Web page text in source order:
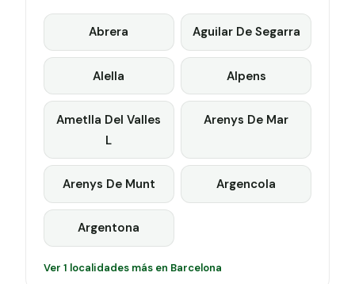
Abrera Aguilar De Segarra
Alella Alpens
Ametlla Del Valles
L
Arenys De Mar
Arenys De Munt Argencola
Argentona
Ver 1 localidades más en Barcelona